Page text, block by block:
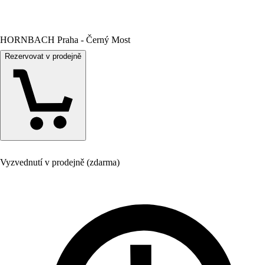
HORNBACH Praha - Černý Most
Rezervovat v prodejně
Vyzvednutí v prodejně (zdarma)